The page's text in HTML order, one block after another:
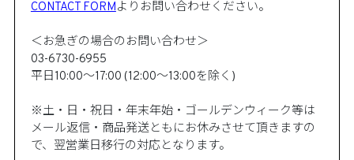
CONTACT FORMよりお問い合わせください。​
＜お急ぎの場合のお問い合わせ＞​
03-6730-6955​
平日10:00～17:00 (12:00～13:00を除く)​
※土・日・祝日・年末年始・ゴールデンウィーク等は
メール返信・商品発送ともにお休みさせて頂きますの
で、翌営業日移行の対応となります。